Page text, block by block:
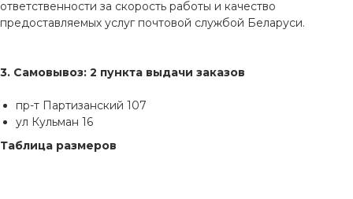
ответственности за скорость работы и качество
предоставляемых услуг почтовой службой Беларуси.
3. Самовывоз: 2 пункта выдачи заказов
пр-т Партизанский 107
ул Кульман 16
Таблица размеров